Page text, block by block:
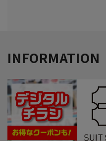
INFORMATION